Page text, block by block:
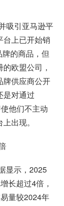
吸引亚马逊平
台上已开始销
的商品，但
欧盟公司，
牌供应商公开
是对通过
他们不主动
出现。
显示，2025
长超过4倍，
量较2024年